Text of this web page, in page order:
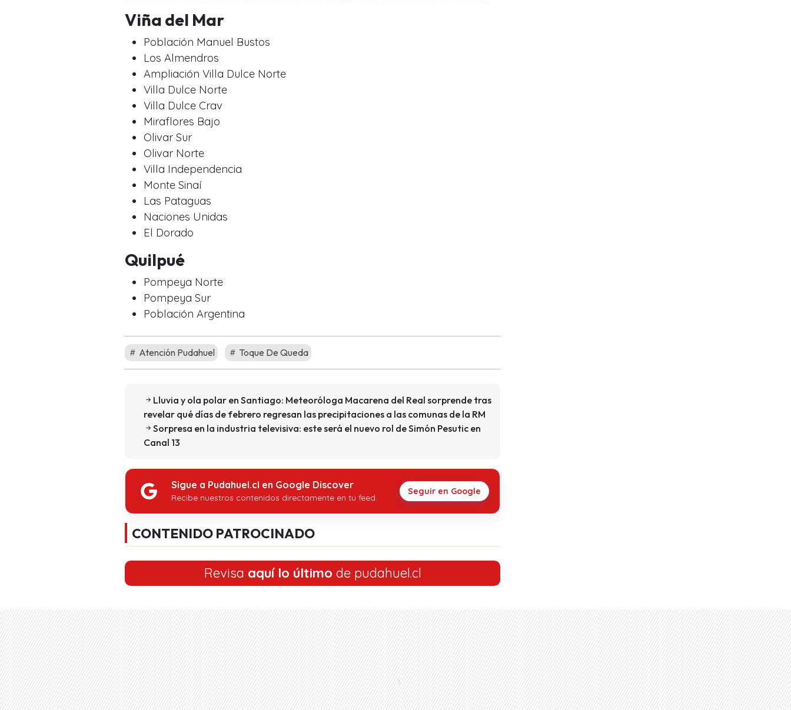
Viña del Mar
Población Manuel Bustos
Los Almendros
Ampliación Villa Dulce Norte
Villa Dulce Norte
Villa Dulce Crav
Miraflores Bajo
Olivar Sur
Olivar Norte
Villa Independencia
Monte Sinaí
Las Pataguas
Naciones Unidas
El Dorado
Quilpué
Pompeya Norte
Pompeya Sur
Población Argentina
Atención Pudahuel Toque De Queda
Lluvia y ola polar en Santiago: Meteoróloga Macarena del Real sorprende tras
revelar qué días de febrero regresan las precipitaciones a las comunas de la RM
Sorpresa en la industria televisiva: este será el nuevo rol de Simón Pesutic en
Canal 13
Sigue a Pudahuel.cl en Google Discover
Recibe nuestros contenidos directamente en tu feed.
Seguir en Google
CONTENIDO PATROCINADO
Revisa aquí lo último de pudahuel.cl